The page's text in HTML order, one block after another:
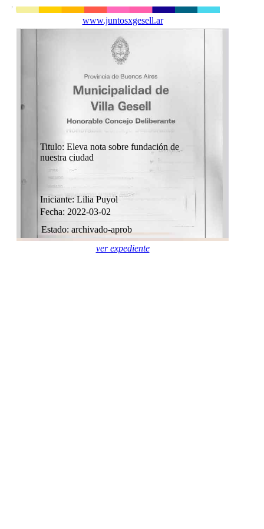
Titulo: Eleva nota sobre fundación de
nuestra ciudad
Fecha: 2022-03-02
Estado: archivado-aprob
Iniciante: Lilia Puyol
www.juntosxgesell.ar
ver expediente